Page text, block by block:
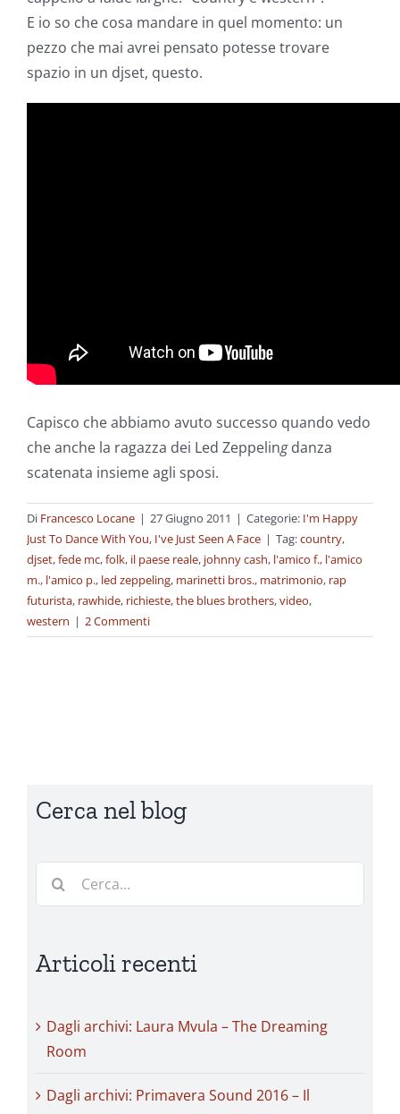
E io so che cosa mandare in quel momento: un
pezzo che mai avrei pensato potesse trovare
spazio in un djset, questo.
Capisco che abbiamo avuto successo quando vedo
che anche la ragazza dei Led Zeppelingdanza
scatenata insieme agli sposi.
Di Francesco Locane | 27 Giugno 2011 | Categorie: I'm Happy
Just To Dance With You, I've Just Seen A Face | Tag:country,
djset,fede mc,folk, il paese reale, johnny cash, l'amico f., l'amico
m., l'amico p., led zeppeling, marinetti bros., matrimonio, rap
futurista, rawhide, richieste,the blues brothers,video,
western | 2 Commenti
Cerca nel blog
Cerca
Articoli recenti
Dagli archivi: Laura Mvula – The Dreaming
Room
Dagli archivi: Primavera Sound 2016 – Il